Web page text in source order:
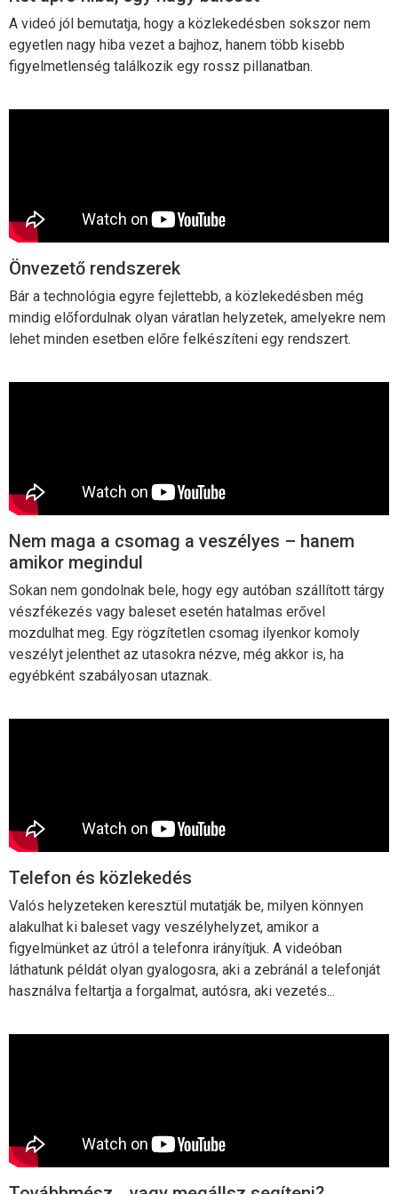
A videó jól bemutatja, hogy a közlekedésben sokszor nem
egyetlen nagy hiba vezet a bajhoz, hanem több kisebb
figyelmetlenség találkozik egy rossz pillanatban.
Önvezető rendszerek
Bár a technológia egyre fejlettebb, a közlekedésben még
mindig előfordulnak olyan váratlan helyzetek, amelyekre nem
lehet minden esetben előre felkészíteni egy rendszert.
Nem maga a csomag a veszélyes – hanem
amikor megindul
Sokan nem gondolnak bele, hogy egy autóban szállított tárgy
vészfékezés vagy baleset esetén hatalmas erővel
mozdulhat meg. Egy rögzítetlen csomag ilyenkor komoly
veszélyt jelenthet az utasokra nézve, még akkor is, ha
egyébként szabályosan utaznak.
Telefon és közlekedés
Valós helyzeteken keresztül mutatják be, milyen könnyen
alakulhat ki baleset vagy veszélyhelyzet, amikor a
figyelmünket az útról a telefonra irányítjuk. A videóban
láthatunk példát olyan gyalogosra, aki a zebránál a telefonját
használva feltartja a forgalmat, autósra, aki vezetés...